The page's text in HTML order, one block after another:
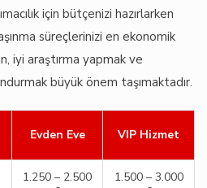
için bütçenizi hazırlarken
süreçlerinizi en ekonomik
iyi araştırma yapmak ve
büyük önem taşımaktadır.
Evden Eve VIP Hizmet
1.250 – 2.500
1.500 – 3.000